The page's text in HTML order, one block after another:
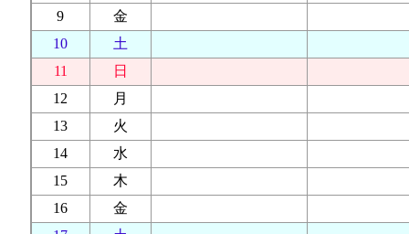
9
金
10
土
11
日
12
月
13
火
14
水
15
木
16
金